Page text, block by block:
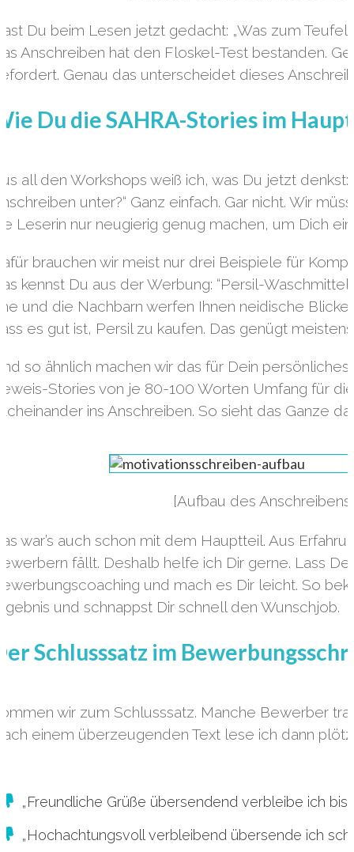
Du beim Lesen jetzt gedacht: „Was zum Teufel
Anschreiben hat den Floskel-Test bestanden.
Genau das unterscheidet dieses
Du die SAHRA-Stories im
all den Workshops weiß ich, was Du jetzt
unter?“ Ganz einfach. Gar nicht. Wir
Leserin nur neugierig genug machen, um Dich
brauchen wir meist nur drei Beispiele für
kennst Du aus der Werbung: “Persil-
und die Nachbarn werfen Ihnen neidische
es gut ist, Persil zu kaufen. Das genügt
so ähnlich machen wir das für Dein
Stories von je 80-100 Worten Umfang für
ins Anschreiben. So sieht das Ganze
[Aufbau des
war’s auch schon mit dem Hauptteil. Aus
fällt. Deshalb helfe ich Dir gerne. Lass
und mach es Dir leicht. So
und schnappst Dir schnell den Wunschjob.
Schlusssatz im
wir zum Schlusssatz. Manche Bewerber
einem überzeugenden Text lese ich dann
„Freundliche Grüße übersendend verbleibe ich bis
„Hochachtungsvoll verbleibend übersende ich